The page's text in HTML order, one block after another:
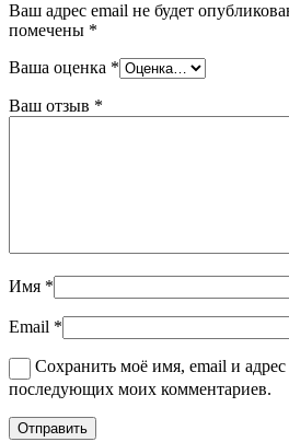
Ваш адрес email не будет
помечены *
Ваша оценка *
Ваш отзыв *
Имя *
Email *
Сохранить моё имя, email и адрес
последующих моих комментариев.